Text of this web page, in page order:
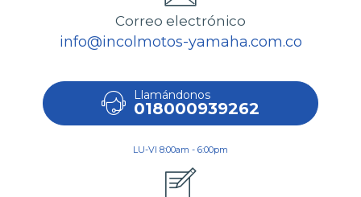
Correo electrónico
info@incolmotos-yamaha.com.co
Llamándonos
018000939262
LU-VI 8:00am - 6:00pm